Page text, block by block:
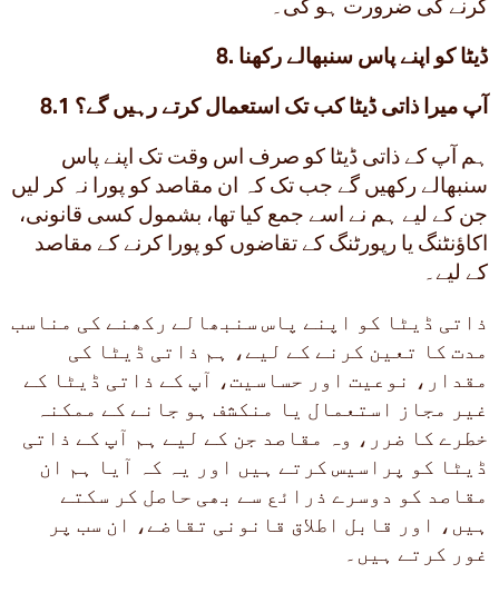
8. ڈیٹا کو اپنے پاس سنبھالے رکھنا
8.1 آپ میرا ذاتی ڈیٹا کب تک استعمال کرتے رہیں گے؟
ہم آپ کے ذاتی ڈیٹا کو صرف اس وقت تک اپنے پاس
سنبھالے رکھیں گے جب تک کہ ان مقاصد کو پورا نہ کر لیں
جن کے لیے ہم نے اسے جمع کیا تھا، بشمول کسی قانونی،
اکاؤنٹنگ یا رپورٹنگ کے تقاضوں کو پورا کرنے کے مقاصد
کے لیے۔
ذاتی ڈیٹا کو اپنے پاس سنبھالے رکھنے کی مناسب
مدت کا تعین کرنے کے لیے، ہم ذاتی ڈیٹا کی
مقدار، نوعیت اور حساسیت، آپ کے ذاتی ڈیٹا کے
غیر مجاز استعمال یا منکشف ہو جانے کے ممکنہ
خطرے کا ضرر، وہ مقاصد جن کے لیے ہم آپ کے ذاتی
ڈیٹا کو پراسیس کرتے ہیں اور یہ کہ آیا ہم ان
مقاصد کو دوسرے ذرائع سے بھی حاصل کر سکتے
ہیں، اور قابل اطلاق قانونی تقاضے، ان سب پر
غور کرتے ہیں۔